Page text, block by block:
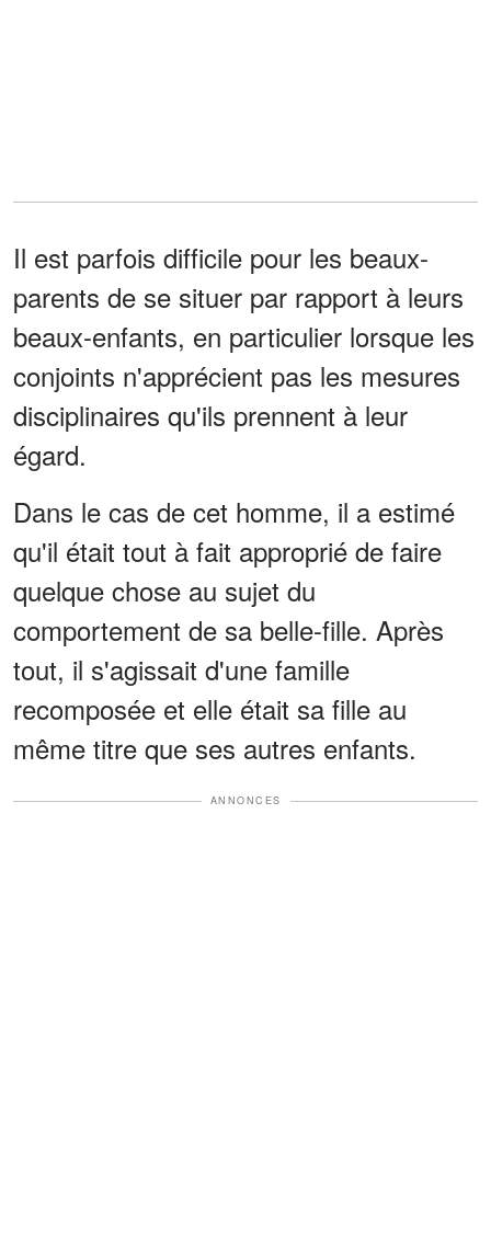
Il est parfois difficile pour les beaux-
parents de se situer par rapport à leurs
beaux-enfants, en particulier lorsque les
conjoints n'apprécient pas les mesures
disciplinaires qu'ils prennent à leur
égard.
Dans le cas de cet homme, il a estimé
qu'il était tout à fait approprié de faire
quelque chose au sujet du
comportement de sa belle-fille. Après
tout, il s'agissait d'une famille
recomposée et elle était sa fille au
même titre que ses autres enfants.
ANNONCES